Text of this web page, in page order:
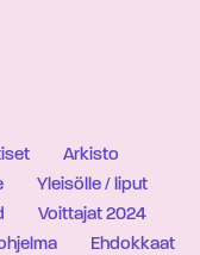
Arkisto
Yleisölle / liput
Voittajat 2024
Ehdokkaat